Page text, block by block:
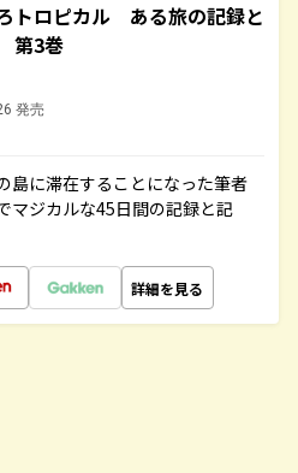
トロピカル ある旅の記録と
第3巻
発売
島に滞在することになった筆者
マジカルな45日間の記録と記
詳細を見る